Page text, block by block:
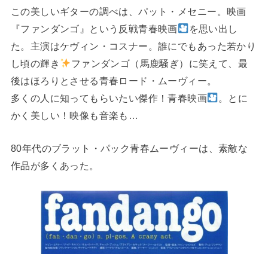
この美しいギターの調べは、パット・メセニー。映画
『ファンダンゴ』という反戦青春映画
を思い出し
た。主演はケヴィン・コスナー。誰にでもあった若かり
し頃の輝き
ファンダンゴ（馬鹿騒ぎ）に笑えて、最
後はほろりとさせる青春ロード・ムーヴィー。
多くの人に知ってもらいたい傑作！青春映画
。とに
かく美しい！映像も音楽も…
80年代のブラット・パック青春ムーヴィーは、素敵な
作品が多くあった。